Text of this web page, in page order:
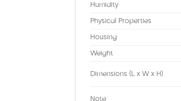
Humidity
Physical Properties
Housing
Weight
Dimensions (L x W x H)
Note